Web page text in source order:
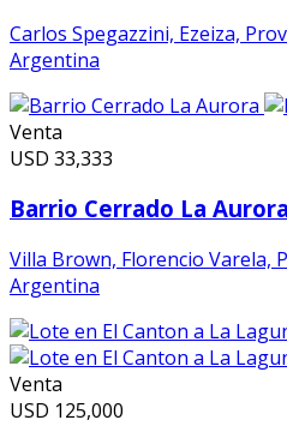
Carlos Spegazzini, Ezeiza,
Argentina
Venta
USD 33,333
Barrio Cerrado La Aurora
Villa Brown, Florencio Varela,
Argentina
Venta
USD 125,000